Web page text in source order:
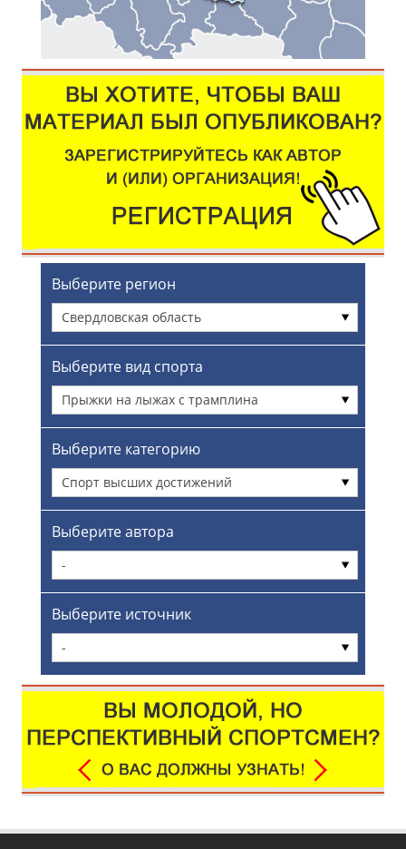
Выберите регион
Свердловская область
Выберите вид спорта
Прыжки на лыжах с трамплина
Выберите категорию
Спорт высших достижений
Выберите автора
-
Выберите источник
-